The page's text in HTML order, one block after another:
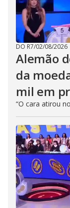
DO R7/02/08/2026
Alemão
da
mil em
“O cara atirou